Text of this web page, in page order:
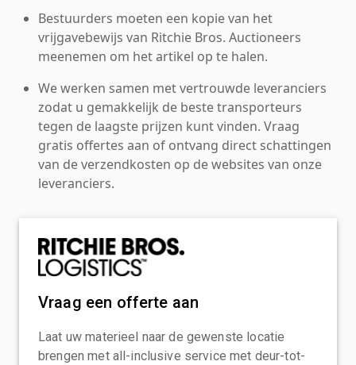
Bestuurders moeten een kopie van het
vrijgavebewijs van Ritchie Bros. Auctioneers
meenemen om het artikel op te halen.
We werken samen met vertrouwde leveranciers
zodat u gemakkelijk de beste transporteurs
tegen de laagste prijzen kunt vinden. Vraag
gratis offertes aan of ontvang direct schattingen
van de verzendkosten op de websites van onze
leveranciers.
Vraag een offerte aan
Laat uw materieel naar de gewenste locatie
brengen met all-inclusive service met deur-tot-